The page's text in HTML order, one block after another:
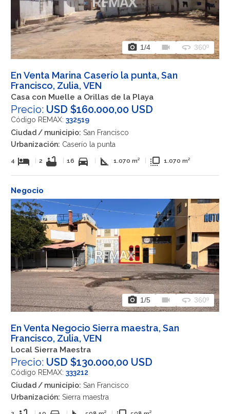
photo_camera 1/4 videocam 360 360º
En Venta Marina Caserío la punta, San
Francisco, Zulia, VEN
Casa con Muelle a Orillas de la Playa
Precio: USD $160.000,00 USD
Código REMAX: 332519
Ciudad / municipio: San Francisco
Urbanización: Caserío la punta
4 hotel 2 bathtub 16 directions_car square_foot 1.070 m² flip_to_front 1.070 m²
Negocio
photo_camera 1/5 videocam 360 360º
En Venta Negocio Sierra maestra, San
Francisco, Zulia, VEN
Local Sierra Maestra
Precio: USD $130.000,00 USD
Código REMAX: 333212
Ciudad / municipio: San Francisco
Urbanización: Sierra maestra